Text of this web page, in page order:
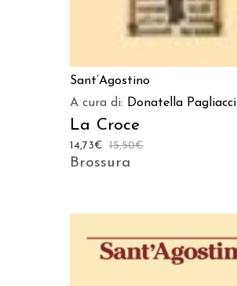
Sant’Agostino
A cura di: Donatella Pagliacci
La Croce
15,50€
14,73€
Brossura